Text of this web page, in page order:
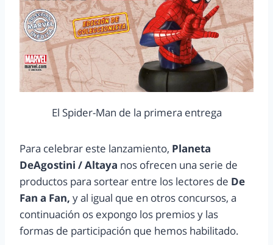
El Spider-Man de la primera entrega
Para celebrar este lanzamiento, Planeta
DeAgostini / Altaya nos ofrecen una serie de
productos para sortear entre los lectores de De
Fan a Fan, y al igual que en otros concursos, a
continuación os expongo los premios y las
formas de participación que hemos habilitado.